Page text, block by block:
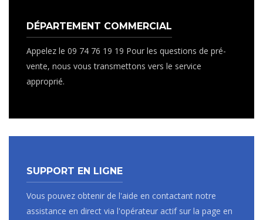
DÉPARTEMENT COMMERCIAL
Appelez le 09 74 76 19 19 Pour les questions de pré-
vente, nous vous transmettons vers le service
approprié.
SUPPORT EN LIGNE
Vous pouvez obtenir de l'aide en contactant notre
assistance en direct via l'opérateur actif sur la page en